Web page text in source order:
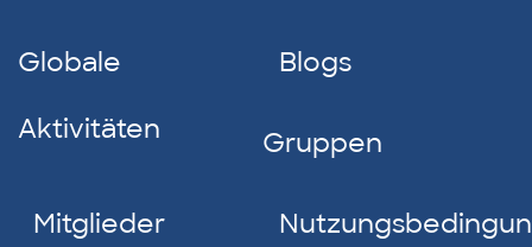
Globale
Aktivitäten
Blogs
Gruppen
Mitglieder